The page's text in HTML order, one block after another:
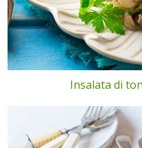
Insalata di